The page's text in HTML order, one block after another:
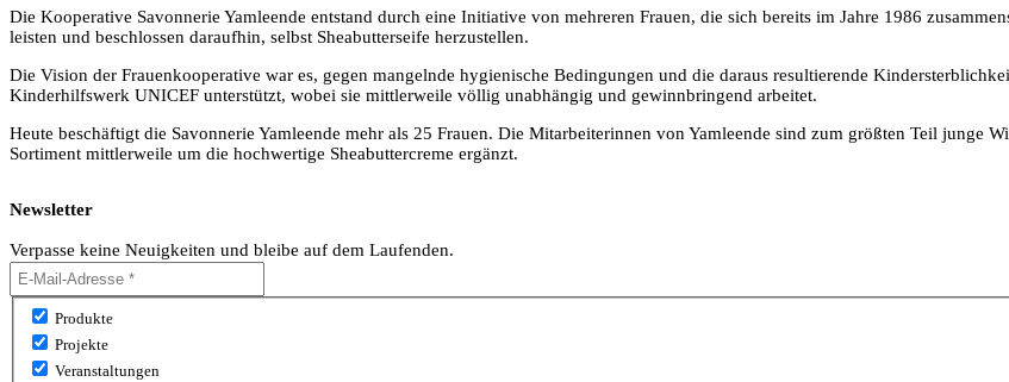
Die Kooperative Savonnerie Yamleende entstand durch eine Initiative von mehreren Frauen, die sich bereits im Jahre 1986
leisten und beschlossen daraufhin, selbst Sheabutterseife herzustellen.
Die Vision der Frauenkooperative war es, gegen mangelnde hygienische Bedingungen und die daraus resultierende
Kinderhilfswerk UNICEF unterstützt, wobei sie mittlerweile völlig unabhängig und gewinnbringend arbeitet.
Heute beschäftigt die Savonnerie Yamleende mehr als 25 Frauen. Die Mitarbeiterinnen von Yamleende sind zum größten Teil junge
Sortiment mittlerweile um die hochwertige Sheabuttercreme ergänzt.
Newsletter
Verpasse keine Neuigkeiten und bleibe auf dem Laufenden.
Produkte
Projekte
Veranstaltungen